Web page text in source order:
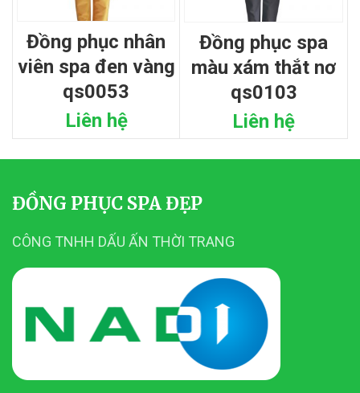
đồng phục nhân
viên spa đen vàng
qs0053
Liên hệ
đồng phục spa
màu xám thắt nơ
qs0103
Liên hệ
ĐỒNG PHỤC SPA ĐẸP
CÔNG TNHH DẤU ẤN THỜI TRANG